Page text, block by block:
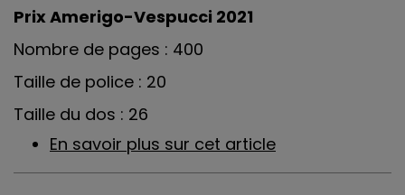
Prix Amerigo-Vespucci 2021
Nombre de pages : 400
Taille de police : 20
Taille du dos : 26
En savoir plus sur cet article